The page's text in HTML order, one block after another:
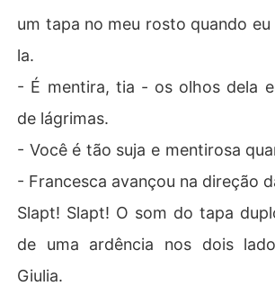
um tapa no meu rosto quando eu
la.
- É mentira, tia - os olhos dela
de lágrimas.
- Você é tão suja e mentirosa
- Francesca avançou na direção
Slapt! Slapt! O som do tapa
de uma ardência nos dois
Giulia.